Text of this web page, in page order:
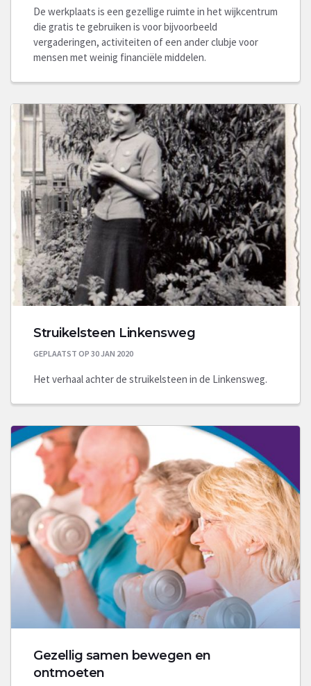
De werkplaats is een gezellige ruimte in het wijkcentrum
die gratis te gebruiken is voor bijvoorbeeld
vergaderingen, activiteiten of een ander clubje voor
mensen met weinig financiële middelen.
Struikelsteen Linkensweg
GEPLAATST OP 30 JAN 2020
Het verhaal achter de struikelsteen in de Linkensweg.
Gezellig samen bewegen en
ontmoeten